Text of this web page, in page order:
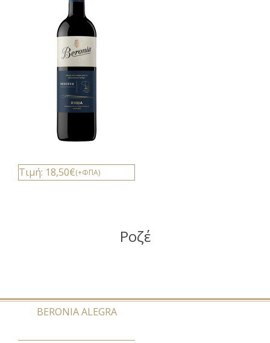
Τιμή: 18,50€(+ΦΠΑ)
Ροζέ
BERONIA ALEGRA